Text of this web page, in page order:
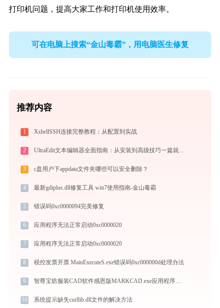
打印机问题，提高大家工作和打印机使用效率。
可在电脑上搜索“金山毒霸”，用电脑医生修复
推荐内容
1 XshellSSH连接完整教程：从配置到实战
2 UltraEdit文本编辑器全面指南：从安装到高级技巧一篇就够（附快捷键大全）
3 c盘用户下appdata文件夹哪些可以安全删除？
4 最新gdiplus.dll修复工具 win7使用指南-金山毒霸
5 错误码0xc0000094完美修复
6 应用程序无法正常启动0xc0000020
7 应用程序无法正常启动0xc0000020
8 税控发票开票 MainExecuteS.exe错误码0xc000000d处理办法
9 智尊宝纺服装CAD软件感恩版MARKCAD.exe应用程序错误0xc000001d解决方法
10 系统提示缺失curllib.dll文件的解决方法